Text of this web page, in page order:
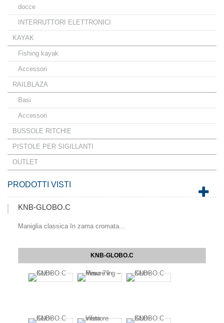
docce
INTERRUTTORI ELETTRONICI
KAYAK
Fishing kayak
Accessori
RAILBLAZA
Basi
Accessori
BUSSOLE RITCHIE
PISTOLE PER SIGILLANTI
OUTLET
PRODOTTI VISTI
KNB-GLOBO.C
Maniglia classica In zama cromata...
KNB-GLOBO.C